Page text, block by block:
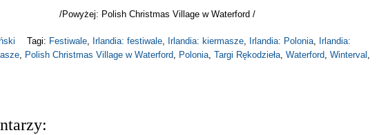
/Powyżej: Polish Christmas Village w Waterford /
Tagi: Festiwale Irlandia: festiwale Irlandia: kiermasze Irlandia: Polonia
Irlandia:
Polish Christmas Village w Waterford Polonia Targi Rękodzieła Waterford Winterval